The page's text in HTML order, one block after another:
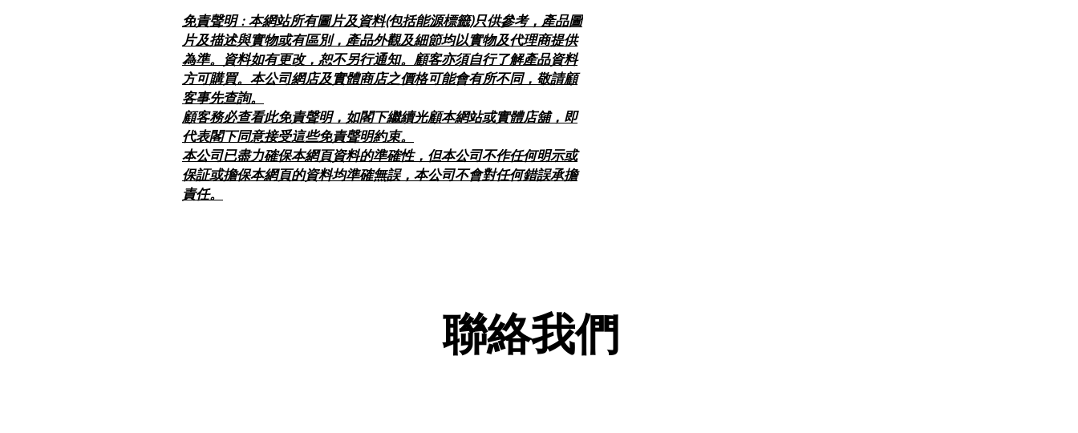
免責聲明 : 本網站所有圖片及資料(包括能源標籤)只供參考，產品圖
片及描述與實物或有區別，產品外觀及細節均以實物及代理商提供
為準。資料如有更改，恕不另行通知。顧客亦須自行了解產品資料
方可購買。本公司網店及實體商店之價格可能會有所不同，敬請顧
客事先查詢。
顧客務必查看此免責聲明，如閣下繼續光顧本網站或實體店舖，即
代表閣下同意接受這些免責聲明約束。
本公司已盡力確保本網頁資料的準確性，但本公司不作任何明示或
保証或擔保本網頁的資料均準確無誤，本公司不會對任何錯誤承擔
責任。
聯絡我們